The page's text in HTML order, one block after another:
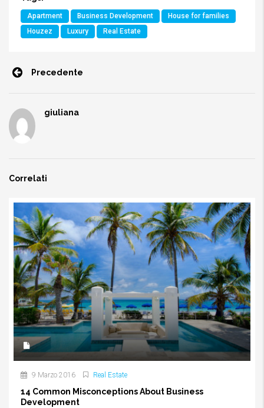
Apartment Business Development
House for families
Houzez
Luxury Real Estate
Precedente
giuliana
Correlati
9 Marzo 2016 Real Estate
14 Common Misconceptions About Business
Development